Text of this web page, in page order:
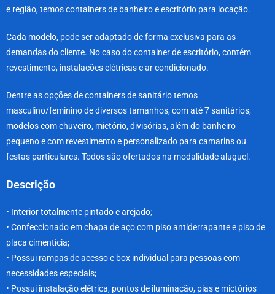
e região, temos containers de banheiro e escritório para locação.
Cada modelo, pode ser adaptado de forma exclusiva para as
demandas do cliente. No caso do container de escritório, contém
revestimento, instalações elétricas e ar condicionado.
Dentre as opções de containers de sanitário temos
masculino/feminino de diversos tamanhos, com até 7 sanitários,
modelos com chuveiro, mictório, divisórias, além do banheiro
pequeno e com revestimento e personalizado para camarins ou
festas particulares. Todos são ofertados na modalidade aluguel.
Descrição
• Interior totalmente pintado e arejado;
• Confeccionado em chapa de aço com piso antiderrapante e piso de
placa cimentícia;
• Possui rampas de acesso e box individual para pessoas com
necessidades especiais;
• Possui instalação elétrica, pontos de iluminação, pias e mictórios